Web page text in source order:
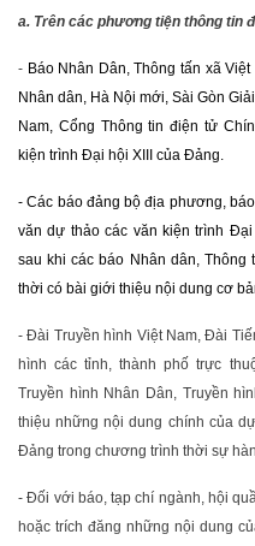
a. Trên các phương tiện thông tin
- Báo Nhân Dân, Thông tấn xã
Nhân dân, Hà Nội mới, Sài Gòn
Nam, Cổng Thông tin điện tử
kiện trình Đại hội XIII của Đảng.
- Các báo đảng bộ địa phương,
văn dự thảo các văn kiện trình
sau khi các báo Nhân dân,
thời có bài giới thiệu nội dung cơ
- Đài Truyền hình Việt Nam, Đài
hình các tỉnh, thành phố trực
Truyền hình Nhân Dân, Truyền
thiệu những nội dung chính của
Đảng trong chương trình thời sự
- Đối với báo, tạp chí ngành, hội
hoặc trích đăng những nội dung